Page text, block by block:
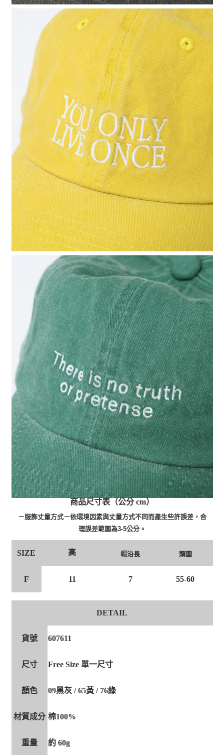
商品尺寸表（公分 cm）
－服飾丈量方式－依環境因素與丈量方式不同而產生些許誤差，合
理誤差範圍為3-5公分。
SIZE 高 帽沿長 頭圍
F 11 7 55-60
DETAIL
貨號 607611
尺寸 Free Size 單一尺寸
顏色 09黑灰 / 65黃 / 76綠
材質成分 棉100%
重量 約 60g